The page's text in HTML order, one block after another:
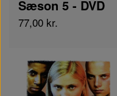
Sæson 5 - DVD
77,00 kr.